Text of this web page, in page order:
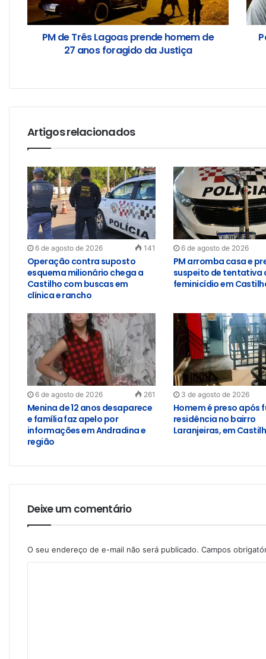
PM de Três Lagoas prende homem de
27 anos foragido da Justiça
Artigos relacionados
6 de agosto de 2026 141
Operação contra suposto
esquema milionário chega a
Castilho com buscas em
clínica e rancho
6 de agosto de 2026
PM arromba casa e
suspeito de tentativa
feminicídio em
6 de agosto de 2026 261
Menina de 12 anos desaparece
e família faz apelo por
informações em Andradina e
região
3 de agosto de 2026
Homem é preso após
residência no bairro
Laranjeiras, em
Deixe um comentário
O seu endereço de e-mail não será publicado. Campos